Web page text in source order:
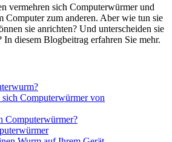
vermehren sich Computerwürmer und
Computer zum anderen. Aber wie tun sie
sie anrichten? Und unterscheiden sie
diesem Blogbeitrag erfahren Sie mehr.
sich Computerwürmer von
Computerwürmer?